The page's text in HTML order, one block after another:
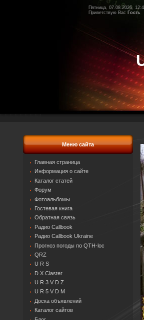
Пятница, 07.08.2026,
Приветствую Вас Гость
Меню сайта
Главная страница
Информация о сайте
Каталог статей
Форум
Фотоальбомы
Гостевая книга
Обратная связь
Радио Callbook
Радио Callbook Ukraine
Прогноз погоды по QTH-loc
QRZ
U R S
D X Claster
U R 3 V D Z
U R 5 V D M
Доска объявлений
Каталог сайтов